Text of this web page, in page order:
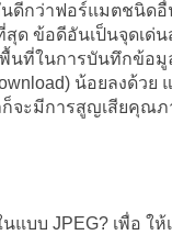
กันดีกว่าฟอร์แมตช
ด ข้อดีอันเป็นจุดเด่
นที่ในการบันทึกข้
น้อยลงด้
จะมีการสูญเสียคุณ
แบบ JPEG? เพื่อ